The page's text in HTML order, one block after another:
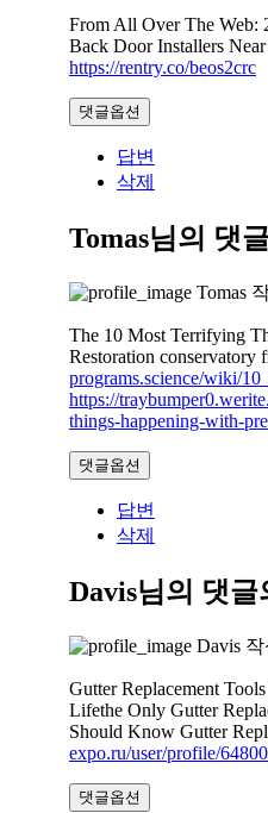
From All Over The Web:
Back Door Installers
https://rentry.co/beos2crc
댓글옵션
답변
삭제
Tomas님의 댓
Tomas
The 10 Most Terrifying
Restoration conservatory
programs.science/wiki/
https://
things-happening-with-
댓글옵션
답변
삭제
Davis님의 댓글
Davis 작
Gutter Replacement
Lifethe Only Gutter
Should Know Gutter
expo.ru/user/profile/
댓글옵션